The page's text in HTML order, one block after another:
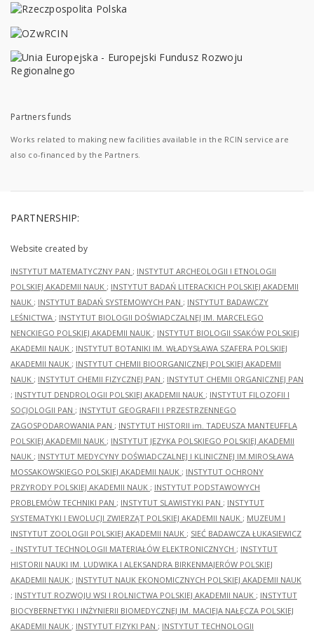
Partners funds
Works related to making new facilities available in the RCIN service are
also co-financed by the Partners.
PARTNERSHIP:
Website created by
INSTYTUT MATEMATYCZNY PAN ; INSTYTUT ARCHEOLOGII I ETNOLOGII
POLSKIEJ AKADEMII NAUK ; INSTYTUT BADAŃ LITERACKICH POLSKIEJ AKADEMII
NAUK ; INSTYTUT BADAŃ SYSTEMOWYCH PAN ; INSTYTUT BADAWCZY
LEŚNICTWA ; INSTYTUT BIOLOGII DOŚWIADCZALNEJ IM. MARCELEGO
NENCKIEGO POLSKIEJ AKADEMII NAUK ; INSTYTUT BIOLOGII SSAKÓW POLSKIEJ
AKADEMII NAUK ; INSTYTUT BOTANIKI IM. WŁADYSŁAWA SZAFERA POLSKIEJ
AKADEMII NAUK ; INSTYTUT CHEMII BIOORGANICZNEJ POLSKIEJ AKADEMII
NAUK ; INSTYTUT CHEMII FIZYCZNEJ PAN ; INSTYTUT CHEMII ORGANICZNEJ PAN
; INSTYTUT DENDROLOGII POLSKIEJ AKADEMII NAUK ; INSTYTUT FILOZOFII I
SOCJOLOGII PAN ; INSTYTUT GEOGRAFII I PRZESTRZENNEGO
ZAGOSPODAROWANIA PAN ; INSTYTUT HISTORII im. TADEUSZA MANTEUFFLA
POLSKIEJ AKADEMII NAUK ; INSTYTUT JĘZYKA POLSKIEGO POLSKIEJ AKADEMII
NAUK ; INSTYTUT MEDYCYNY DOŚWIADCZALNEJ I KLINICZNEJ IM.MIROSŁAWA
MOSSAKOWSKIEGO POLSKIEJ AKADEMII NAUK ; INSTYTUT OCHRONY
PRZYRODY POLSKIEJ AKADEMII NAUK ; INSTYTUT PODSTAWOWYCH
PROBLEMÓW TECHNIKI PAN ; INSTYTUT SLAWISTYKI PAN ; INSTYTUT
SYSTEMATYKI I EWOLUCJI ZWIERZĄT POLSKIEJ AKADEMII NAUK ; MUZEUM I
INSTYTUT ZOOLOGII POLSKIEJ AKADEMII NAUK ; SIEĆ BADAWCZA ŁUKASIEWICZ
- INSTYTUT TECHNOLOGII MATERIAŁÓW ELEKTRONICZNYCH ; INSTYTUT
HISTORII NAUKI IM. LUDWIKA I ALEKSANDRA BIRKENMAJERÓW POLSKIEJ
AKADEMII NAUK ; INSTYTUT NAUK EKONOMICZNYCH POLSKIEJ AKADEMII NAUK
; INSTYTUT ROZWOJU WSI I ROLNICTWA POLSKIEJ AKADEMII NAUK ; INSTYTUT
BIOCYBERNETYKI I INŻYNIERII BIOMEDYCZNEJ IM. MACIEJA NAŁĘCZA POLSKIEJ
AKADEMII NAUK ; INSTYTUT FIZYKI PAN ; INSTYTUT TECHNOLOGII